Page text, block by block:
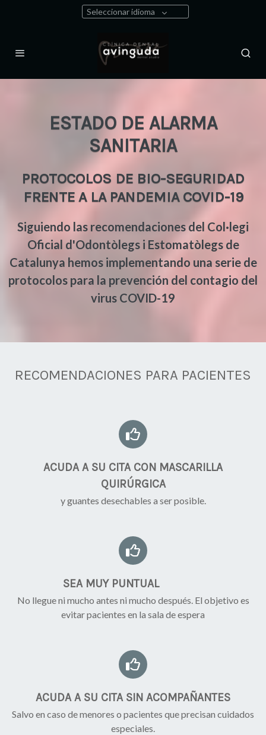
Seleccionar idioma
ESTADO DE ALARMA
SANITARIA
PROTOCOLOS DE BIO-SEGURIDAD
FRENTE A LA PANDEMIA COVID-19
Siguiendo las recomendaciones del Col·legi
Oficial d'Odontòlegs i Estomatòlegs de
Catalunya hemos implementando una serie de
protocolos para la prevención del contagio del
virus COVID-19
RECOMENDACIONES PARA PACIENTES
ACUDA A SU CITA CON MASCARILLA
QUIRÚRGICA
y guantes desechables a ser posible.
SEA MUY PUNTUAL
No llegue ni mucho antes ni mucho después. El objetivo es
evitar pacientes en la sala de espera
ACUDA A SU CITA SIN ACOMPAÑANTES
Salvo en caso de menores o pacientes que precisan cuidados
especiales.